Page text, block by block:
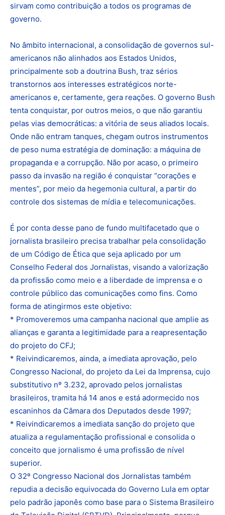
sirvam como contribuição a todos os programas de
governo.
No âmbito internacional, a consolidação de governos sul-
americanos não alinhados aos Estados Unidos,
principalmente sob a doutrina Bush, traz sérios
transtornos aos interesses estratégicos norte-
americanos e, certamente, gera reações. O governo Bush
tenta conquistar, por outros meios, o que não garantiu
pelas vias democráticas: a vitória de seus aliados locais.
Onde não entram tanques, chegam outros instrumentos
de peso numa estratégia de dominação: a máquina de
propaganda e a corrupção. Não por acaso, o primeiro
passo da invasão na região é conquistar “corações e
mentes”, por meio da hegemonia cultural, a partir do
controle dos sistemas de mídia e telecomunicações.
É por conta desse pano de fundo multifacetado que o
jornalista brasileiro precisa trabalhar pela consolidação
de um Código de Ética que seja aplicado por um
Conselho Federal dos Jornalistas, visando a valorização
da profissão como meio e a liberdade de imprensa e o
controle público das comunicações como fins. Como
forma de atingirmos este objetivo:
* Promoveremos uma campanha nacional que amplie as
alianças e garanta a legitimidade para a reapresentação
do projeto do CFJ;
* Reivindicaremos, ainda, a imediata aprovação, pelo
Congresso Nacional, do projeto da Lei da Imprensa, cujo
substitutivo nº 3.232, aprovado pelos jornalistas
brasileiros, tramita há 14 anos e está adormecido nos
escaninhos da Câmara dos Deputados desde 1997;
* Reivindicaremos a imediata sanção do projeto que
atualiza a regulamentação profissional e consolida o
conceito que jornalismo é uma profissão de nível
superior.
O 32º Congresso Nacional dos Jornalistas também
repudia a decisão equivocada do Governo Lula em optar
pelo padrão japonês como base para o Sistema Brasileiro